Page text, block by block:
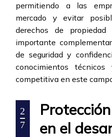
permitiendo a las
mercado y evitar
derechos de propiedad
importante
de seguridad y
conocimientos
competitiva en este
2
7
en el